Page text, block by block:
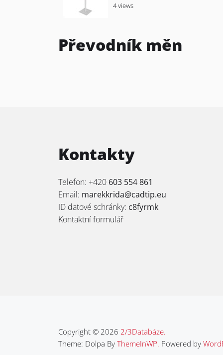
4 views
Převodník měn
Kontakty
Telefon: +420 603 554 861
Email: marekkrida@cadtip.eu
ID datové schránky: c8fyrmk
Kontaktní formulář
Copyright © 2026 2/3Databáze.
Theme: Dolpa By ThemeInWP. Powered by